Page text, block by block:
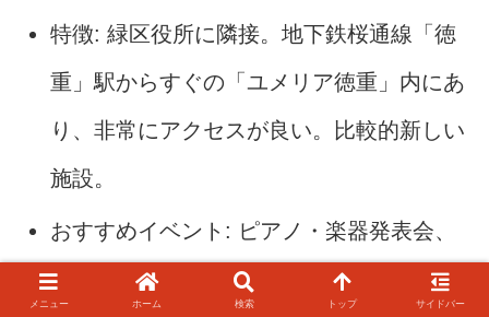
特徴: 緑区役所に隣接。地下鉄桜通線「徳
重」駅からすぐの「ユメリア徳重」内にあ
り、非常にアクセスが良い。比較的新しい
施設。
おすすめイベント: ピアノ・楽器発表会、
ダンス発表会、講演会、セミナー、演劇
メニュー ホーム 検索 トップ サイドバー